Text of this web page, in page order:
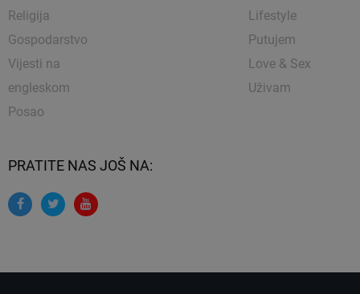
Religija
Gospodarstvo
Vijesti na
engleskom
Posao
Lifestyle
Putujem
Love & Sex
Uživam
PRATITE NAS JOŠ NA: